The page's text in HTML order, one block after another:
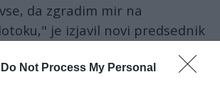
Do Not Process My Personal
da zgradim mir na
je izjavil novi predsednik
ZDA, poroča francoska tiskovna